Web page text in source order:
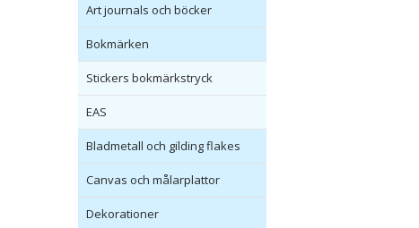
Art journals och böcker
Bokmärken
Stickers bokmärkstryck
EAS
Bladmetall och gilding flakes
Canvas och målarplattor
Dekorationer